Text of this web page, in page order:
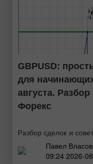
GBPUSD:
для
августа.
Форекс
Разбор сделок и
Тест цены 1.3443
MACD только
Павел Власов
09:24 2026-